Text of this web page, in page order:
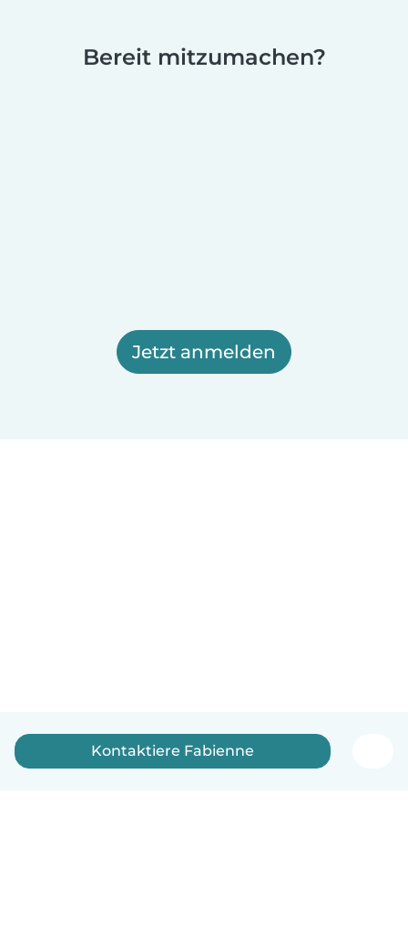
Bereit mitzumachen?
Jetzt anmelden
Kontaktiere Fabienne